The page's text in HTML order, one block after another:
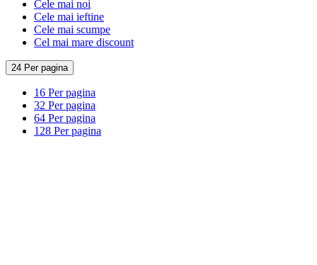
Cele mai noi
Cele mai ieftine
Cele mai scumpe
Cel mai mare discount
24 Per pagina
16 Per pagina
32 Per pagina
64 Per pagina
128 Per pagina